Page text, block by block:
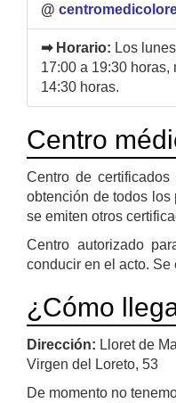
@
➡ Horario: Los
17:00 a 19:30 horas,
14:30 horas.
Centro
Centro de
obtención de todos los
se emiten otros
Centro autorizado
conducir en el acto.
¿Cómo
Dirección: Lloret de
Virgen del Loreto, 53
De momento no